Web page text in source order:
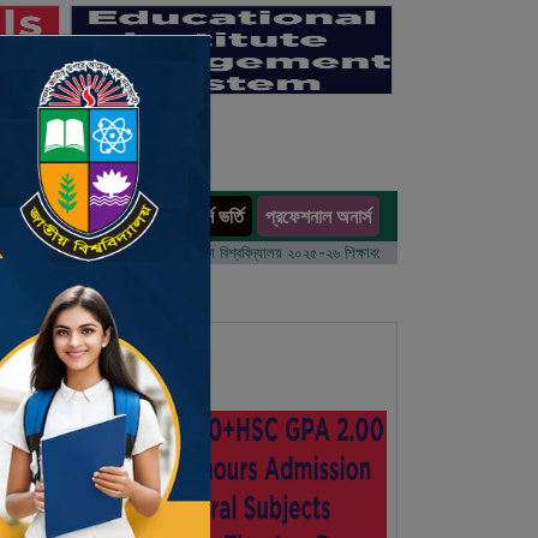
অনার্স ভর্তি প্রফেশনাল অনার্স
ভর্তি আবেদন বিজ্ঞপ্তি ঢাকা বিশ্ববিদ্যালয় ২০২৫-২৬ শিক্ষাবর্ষে আন্ডারগ্র্যাজুয়েট প্রোগ্রামে ভর্তি